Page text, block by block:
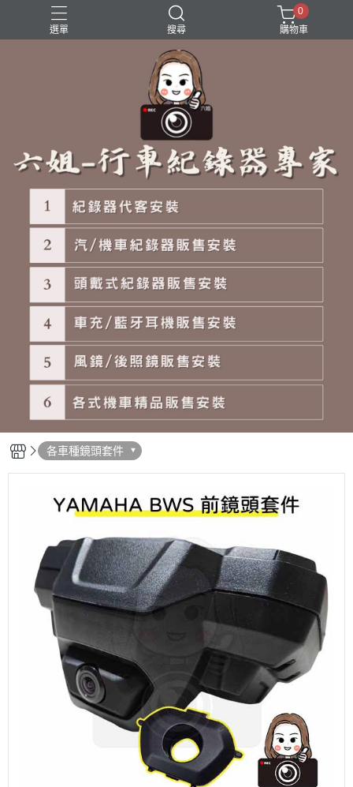
選單 搜尋
0
購物車
各車種鏡頭套件